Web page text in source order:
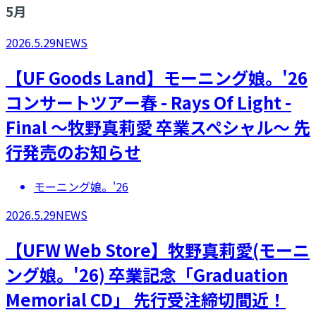
5月
2026.5.29NEWS
【UF Goods Land】モーニング娘。'26
コンサートツアー春 - Rays Of Light -
Final ～牧野真莉愛 卒業スペシャル～ 先
行発売のお知らせ
モーニング娘。'26
2026.5.29NEWS
【UFW Web Store】牧野真莉愛(モーニ
ング娘。'26) 卒業記念「Graduation
Memorial CD」 先行受注締切間近！